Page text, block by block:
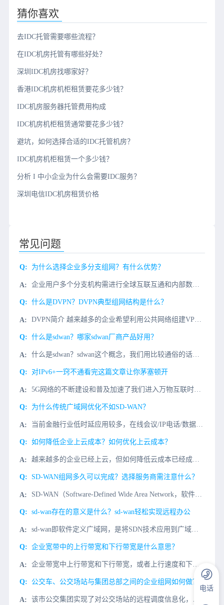
猜你喜欢
去IDC托管需要哪些流程？
在IDC机房托管有哪些好处？
深圳IDC机房找哪家好？
香港IDC机房机柜租赁要花多少钱？
IDC机房服务器托管费用构成
IDC机房机柜租赁通常要花多少钱？
避坑，如何选择合适的IDC托管机房？
IDC机房机柜租赁一个多少钱？
分析 I 中小企业为什么会需要IDC服务？
深圳电信IDC机房租赁价格
常见问题
为什么选择企业多分支组网？有什么优势？
企业用户多个分支机构需进行全球互联互通和内部数据访问，采用专线组网的方式通常开通周期长、费用高、灵活性差，而传统互联网安全性差、访问速度慢。行业挑战开通周期长、无法有效的利用广域网技术、无法提供灵活智
什么是DVPN？DVPN典型组网结构是什么？
DVPN简介 越来越多的企业希望利用公共网络组建VPN（Virtual Private Network，虚拟私有网络），连接地理位置不同的多个分支机构。然而，企业分支机构通常采用动态地址接入公共网络，...
什么是sdwan？哪家sdwan厂商产品好用？
什么是sdwan？sdwan这个概念，我们用比较通俗的话来解释一下。首先我们都知道公交车专用道，不允许其他车辆抢占，然后优先保证专用道的完整，同时设置紧急预案，道路出现问题或是车出现问题，及时处理。而
对IPv6+一窍不通看完这篇文章让你茅塞顿开
5G网络的不断建设和普及加速了我们进入万物互联时代的步伐。我们的整个互联网正在发生翻天覆地的变化。网络连接数量和流量的快速增加对网络的承载和传输能力提出了前所未有的挑战。除了速度和带宽，5G在垂直行业
为什么传统广域网优化不如SD-WAN？
当前金融行业低时延应用较多，在线会议/IP电话/数据库等实时同步业务，对传统网络提出了更高的质量要求，企业在应对时往往只能选择运营商提供专线链路来保障业务。出现大量灵活与及时性更高场景，企业布署在各地
如何降低企业上云成本？如何优化上云成本？
越来越多的企业已经上云，但如何降低云成本已经成为企业上云后的一个难题。随着云计算成本的不成比例扩大，公司不得不制定削减费用的计划，甚至面临资本流动断裂的风险。我们发现许多公司开始考虑放弃公有云。事实上
SD-WAN组网多久可以完成？选择服务商需注意什么？
SD-WAN（Software-Defined Wide Area Network，软件定义广域网）作为近年来企业网络架构的新宠，以其优越的灵活性、快速部署和成本效益高等特性逐渐成为广域网技术的革新方
sd-wan存在的意义是什么？sd-wan轻松实现远程办公
sd-wan即软件定义广域网，是将SDN技术应用到广域网场景中所形成的一种服务，这种服务用于连接广阔地理范围的企业网络、数据中心、互联网应用及云服务。通过sd-wan不仅可以简化网络管理、部署，还能使
企业宽带中的上行带宽和下行带宽是什么意思？
企业带宽中上行带宽和下行带宽，或者上行速度和下行速度是什么意思？在设置路由器限速和配置其他软件时，经常会遇到上行速度和下行速度。很多用户根本不知道这两种意思，更不知道配置。微云网络将为大家进行详细的介
公交车、公交场站与集团总部之间的企业组网如何做？
该市公交集团实现了对公交场站的远程调度信息化，公交集团统一管控所有系统及数据。下图A为公交集团总部，B为市内公交场站，A—B已有专线连接。C为郊区公交场站。项目需求1、简单快速的实现公交集团和所辖公交
电话